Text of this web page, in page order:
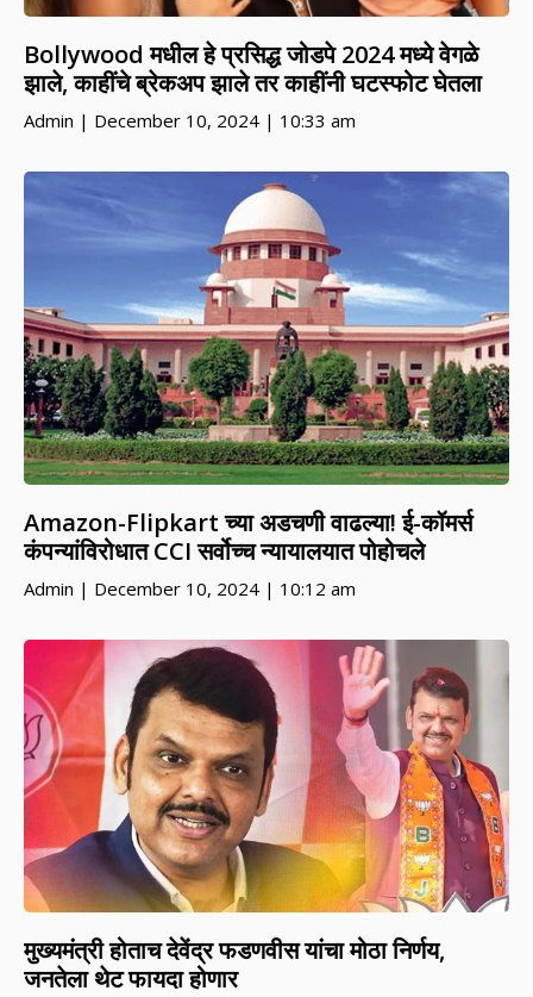
Bollywood मधील हे प्रसिद्ध जोडपे 2024 मध्ये वेगळे
झाले, काहींचे ब्रेकअप झाले तर काहींनी घटस्फोट घेतला
Admin December 10, 2024 10:33 am
Amazon-Flipkart च्या अडचणी वाढल्या! ई-कॉमर्स
कंपन्यांविरोधात CCI सर्वोच्च न्यायालयात पोहोचले
Admin December 10, 2024 10:12 am
मुख्यमंत्री होताच देवेंद्र फडणवीस यांचा मोठा निर्णय,
जनतेला थेट फायदा होणार